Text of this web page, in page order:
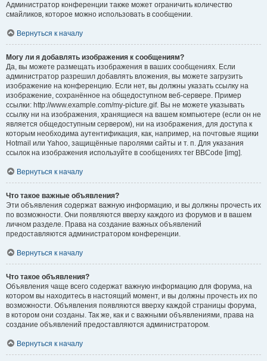
Администратор конференции также может ограничить количество
смайликов, которое можно использовать в сообщении.
Вернуться к началу
Могу ли я добавлять изображения к сообщениям?
Да, вы можете размещать изображения в ваших сообщениях. Если
администратор разрешил добавлять вложения, вы можете загрузить
изображение на конференцию. Если нет, вы должны указать ссылку на
изображение, сохранённое на общедоступном веб-сервере. Пример
ссылки: http://www.example.com/my-picture.gif. Вы не можете указывать
ссылку ни на изображения, хранящиеся на вашем компьютере (если он не
является общедоступным сервером), ни на изображения, для доступа к
которым необходима аутентификация, как, например, на почтовые ящики
Hotmail или Yahoo, защищённые паролями сайты и т. п. Для указания
ссылок на изображения используйте в сообщениях тег BBCode [img].
Вернуться к началу
Что такое важные объявления?
Эти объявления содержат важную информацию, и вы должны прочесть их
по возможности. Они появляются вверху каждого из форумов и в вашем
личном разделе. Права на создание важных объявлений
предоставляются администратором конференции.
Вернуться к началу
Что такое объявления?
Объявления чаще всего содержат важную информацию для форума, на
котором вы находитесь в настоящий момент, и вы должны прочесть их по
возможности. Объявления появляются вверху каждой страницы форума,
в котором они созданы. Так же, как и с важными объявлениями, права на
создание объявлений предоставляются администратором.
Вернуться к началу